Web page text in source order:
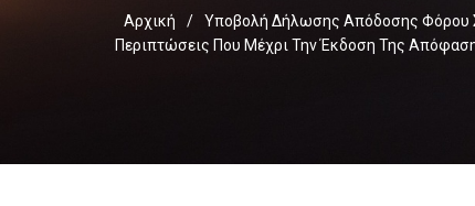
Αρχική /
Υποβολή Δήλωσης Απόδοσης Φόρου
Περιπτώσεις Που Μέχρι Την Έκδοση Της